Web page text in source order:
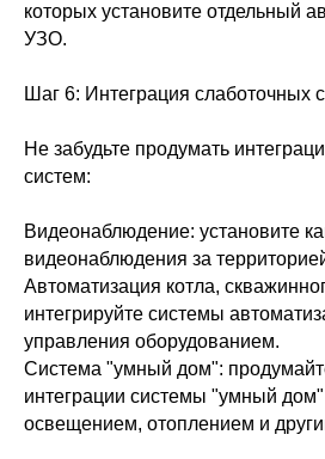
которых установите отдельный
УЗО.
Шаг 6: Интеграция слаботочных
Не забудьте продумать
систем:
Видеонаблюдение: установите
видеонаблюдения за
Автоматизация котла,
интегрируйте системы
управления оборудованием.
Система "умный дом":
интеграции системы "умный
освещением, отоплением и